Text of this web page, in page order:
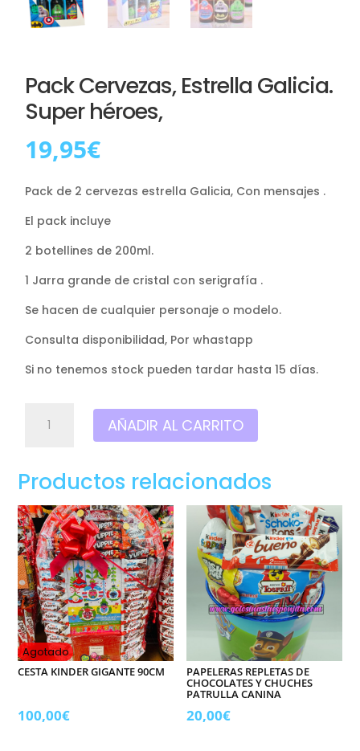
Pack Cervezas, Estrella Galicia.
Super héroes,
19,95€
Pack de 2 cervezas estrella Galicia, Con mensajes .
El pack incluye
2 botellines de 200ml.
1 Jarra grande de cristal con serigrafía .
Se hacen de cualquier personaje o modelo.
Consulta disponibilidad, Por whastapp
Si no tenemos stock pueden tardar hasta 15 días.
Cervezas,
Super
héroes,
cantidad
AÑADIR AL CARRITO
Productos relacionados
Agotado
CESTA KINDER GIGANTE 90CM
100,00€
PAPELERAS REPLETAS DE
CHOCOLATES Y CHUCHES
PATRULLA CANINA
20,00€